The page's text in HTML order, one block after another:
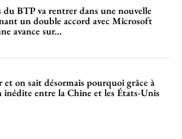
du BTP va rentrer dans une nouvelle
un double accord avec Microsoft
avance sur...
et on sait désormais pourquoi grâce à
inédite entre la Chine et les États-Unis